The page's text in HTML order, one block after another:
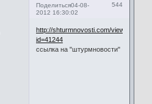
Поделиться 544
04-08-
2012 16:30:02
http://shturmnovosti.com/view.php?
id=41244
ссылка на "штурмновости"